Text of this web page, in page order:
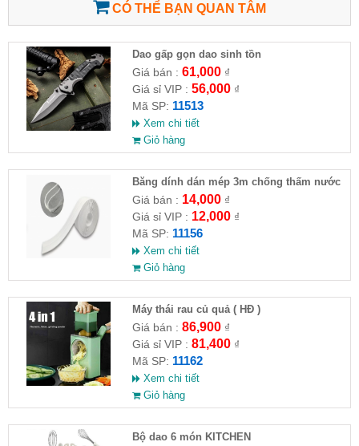
CÓ THỂ BẠN QUAN TÂM
Dao gấp gọn dao sinh tồn
Giá bán : 61,000₫
Giá sỉ VIP : 56,000₫
Mã SP: 11513
Xem chi tiết
Giỏ hàng
Băng dính dán mép 3m chống thấm nước
Giá bán : 14,000₫
Giá sỉ VIP : 12,000₫
Mã SP: 11156
Xem chi tiết
Giỏ hàng
Máy thái rau củ quả ( HĐ )
Giá bán : 86,900₫
Giá sỉ VIP : 81,400₫
Mã SP: 11162
Xem chi tiết
Giỏ hàng
Bộ dao 6 món KITCHEN